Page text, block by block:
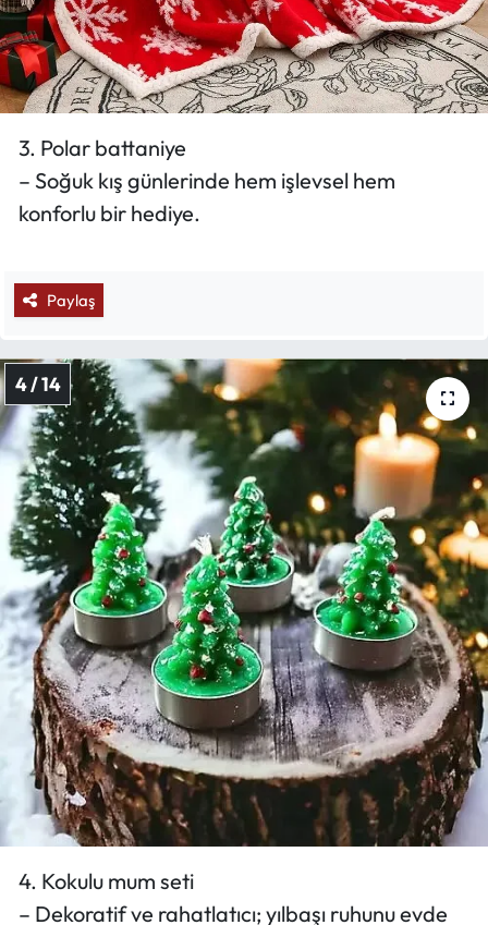
3. Polar battaniye
– Soğuk kış günlerinde hem işlevsel hem
konforlu bir hediye.
Paylaş
4 / 14
4. Kokulu mum seti
– Dekoratif ve rahatlatıcı; yılbaşı ruhunu evde